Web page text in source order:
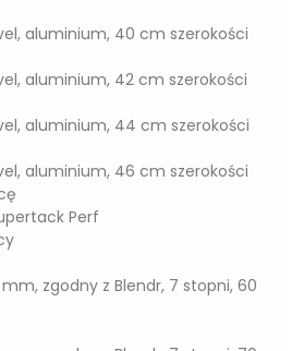
aluminium, 40 cm szerokości
aluminium, 42 cm szerokości
aluminium, 44 cm szerokości
aluminium, 46 cm szerokości
Perf
mm, zgodny z Blendr, 7 stopni, 60